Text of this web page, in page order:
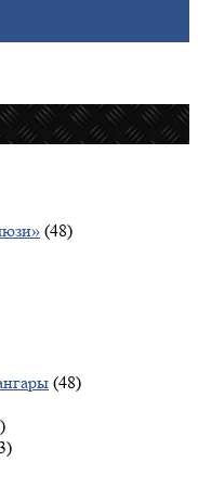
(48)
(48)